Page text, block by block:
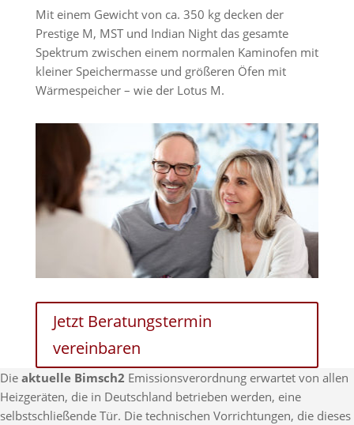
Mit einem Gewicht von ca. 350 kg decken der
Prestige M, MST und Indian Night das gesamte
Spektrum zwischen einem normalen Kaminofen mit
kleiner Speichermasse und größeren Öfen mit
Wärmespeicher – wie der Lotus M.
Jetzt Beratungstermin
vereinbaren
Die aktuelle Bimsch2 Emissionsverordnung erwartet von allen
Heizgeräten, die in Deutschland betrieben werden, eine
selbstschließende Tür. Die technischen Vorrichtungen, die dieses